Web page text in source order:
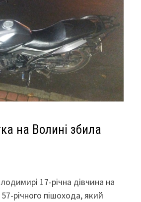
на Волині збила
17-річна дівчина на
річного пішохода, який